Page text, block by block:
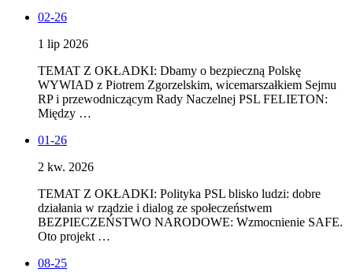
02-26
1 lip 2026
TEMAT Z OKŁADKI: Dbamy o bezpieczną Polskę
WYWIAD z Piotrem Zgorzelskim, wicemarszałkiem Sejmu
RP i przewodniczącym Rady Naczelnej PSL FELIETON:
Między …
01-26
2 kw. 2026
TEMAT Z OKŁADKI: Polityka PSL blisko ludzi: dobre
działania w rządzie i dialog ze społeczeństwem
BEZPIECZEŃSTWO NARODOWE: Wzmocnienie SAFE.
Oto projekt …
08-25